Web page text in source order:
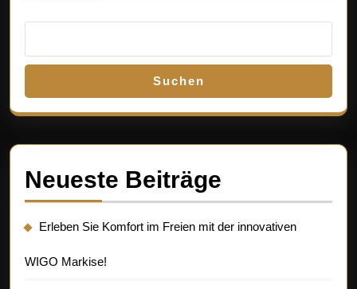
Suchen
Neueste Beiträge
Erleben Sie Komfort im Freien mit der innovativen
WIGO Markise!